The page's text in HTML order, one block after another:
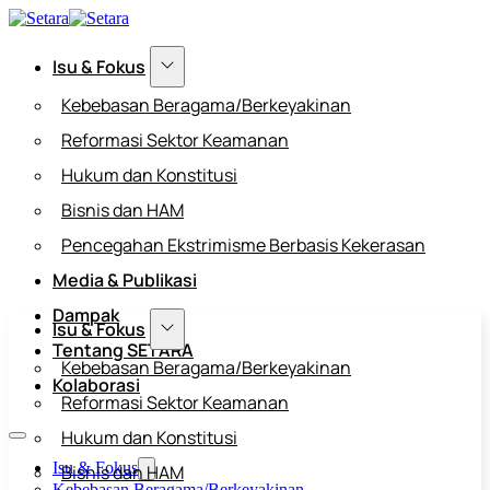
Isu & Fokus
Kebebasan Beragama/Berkeyakinan
Reformasi Sektor Keamanan
Hukum dan Konstitusi
Bisnis dan HAM
Pencegahan Ekstrimisme Berbasis Kekerasan
Media & Publikasi
Dampak
Tentang SETARA
Kolaborasi
Isu & Fokus
Isu & Fokus
Kebebasan Beragama/Berkeyakinan
Reformasi Sektor Keamanan
Hukum dan Konstitusi
Bisnis dan HAM